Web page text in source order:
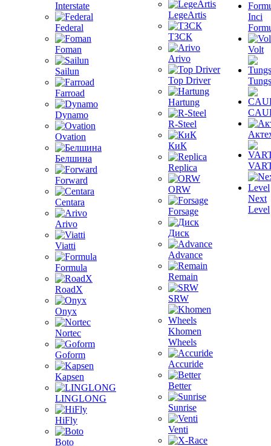
Interstate
Federal
Foman
Sailun
Farroad
Dynamo
Ovation
Белшина
Forward
Centara
Arivo
Viatti
Formula
RoadX
Onyx
Nortec
Goform
Kapsen
LINGLONG
HiFly
Boto
LegeArtis
ТЗСК
Arivo
Top Driver
Hartung
R-Steel
КиК
Replica
ORW
Forsage
Диск
Advance
Remain
SRW
Khomen
Wheels
Accuride
Better
Sunrise
Venti
Inci
Volt
Next
Level